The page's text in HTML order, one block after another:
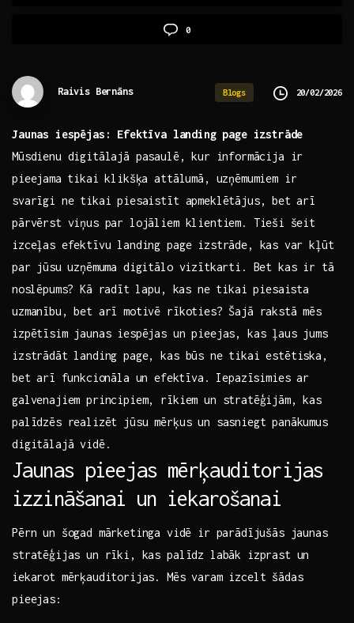
0
Raivis Bernāns Blogs 20/02/2026
Jaunas​ iespējas: Efektīva ⁣landing page izstrāde
Mūsdienu ‍digitālajā pasaulē, ⁢kur ‌informācija ir
pieejama⁤ tikai klikšķa attālumā, ‍uzņēmumiem ir
svarīgi ne tikai piesaistīt apmeklētājus,⁣ bet ⁢arī
pārvērst viņus par lojāliem klientiem. Tieši ⁣šeit
izceļas efektīvu landing page izstrāde, kas⁣ var kļūt
⁣par​ jūsu uzņēmuma digitālo vizītkarti. ​Bet kas ir ‍tā
⁢noslēpums?‍ Kā radīt⁤ lapu, kas ne tikai piesaista
uzmanību, bet‍ arī ‌motivē rīkoties? Šajā rakstā ‍mēs
izpētīsim jaunas iespējas‍ un pieejas, kas ⁣ļaus⁣ jums
izstrādāt landing page, kas būs ne tikai estētiska,
bet⁢ arī funkcionāla un ⁤efektīva. Iepazīsimies ar
galvenajiem principiem, rīkiem un ‍stratēģijām,⁣ kas
palīdzēs realizēt jūsu mērķus un​ sasniegt panākumus
digitālajā vidē.
Jaunas pieejas mērķauditorijas
izzināšanai ⁤un iekarošanai
Pērn un šogad ​mārketinga ⁣vidē ir parādījušās jaunas
stratēģijas un rīki, kas palīdz labāk izprast ‌un‌
iekarot mērķauditorijas. Mēs varam izcelt šādas⁣
pieejas: ‍‌